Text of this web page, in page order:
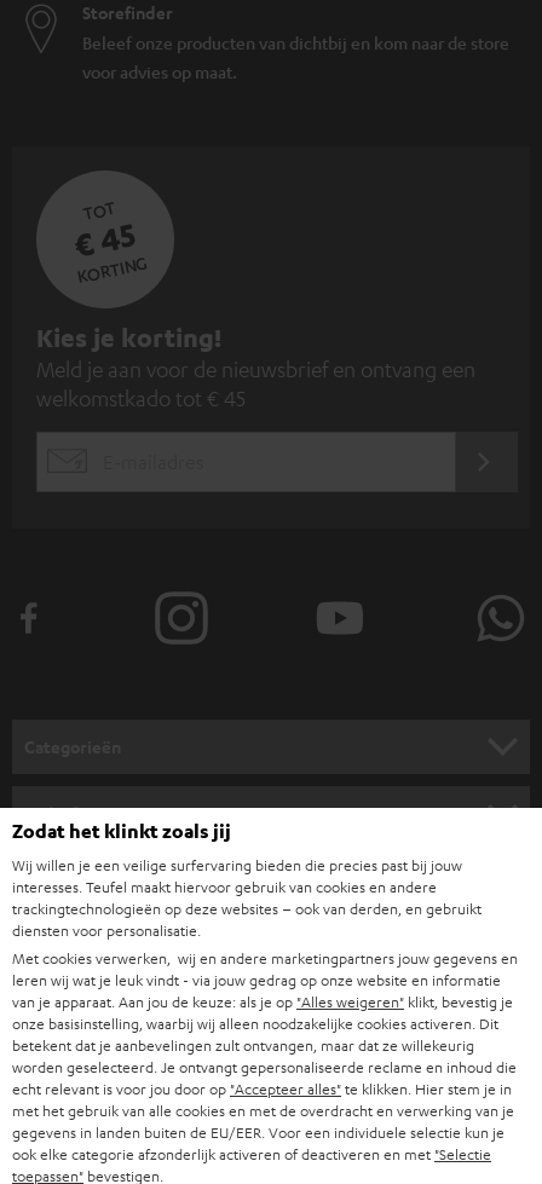
Storefinder
Beleef onze producten van dichtbij en kom naar de store
voor advies op maat.
TOT
€ 45
KORTING
A
a
n
n
n
i
e
u
w
s
b
r
i
e
f
Kies je korting!
Meld je aan voor de nieuwsbrief en ontvang een
welkomstkado tot € 45
SOUNDBARS
HIFI-SPEAKERS
SMART HOME
BLUETOOTH
KOPTELEFOONS
BLUETOOTH KOPTELEFOONS
Bedrijf
SUPPORT
CARRIÈRE
PERS & MARKETING
B2B
PARTNERPROGRAMMA
BLOG
Teufel online shops
DUITSLAND
OOSTENRIJK
ZWITSERLAND
NEDERLAND
Zodat het klinkt zoals jij
Wij willen je een veilige surfervaring bieden die precies past bij jouw
interesses. Teufel maakt hiervoor gebruik van cookies en andere
trackingtechnologieën op deze websites – ook van derden, en gebruikt
diensten voor personalisatie.
Met cookies verwerken, wij en andere marketingpartners jouw gegevens en
leren wij wat je leuk vindt - via jouw gedrag op onze website en informatie
van je apparaat. Aan jou de keuze: als je op "Alles weigeren" klikt, bevestig je
onze basisinstelling, waarbij wij alleen noodzakelijke cookies activeren. Dit
betekent dat je aanbevelingen zult ontvangen, maar dat ze willekeurig
worden geselecteerd. Je ontvangt gepersonaliseerde reclame en inhoud die
echt relevant is voor jou door op "Accepteer alles"te klikken. Hier stem je in
met het gebruik van alle cookies en met de overdracht en verwerking van je
gegevens in landen buiten de EU/EER. Voor een individuele selectie kun je
ook elke categorie afzonderlijk activeren of deactiveren en met "Selectie
toepassen" bevestigen.